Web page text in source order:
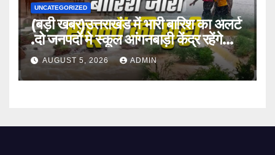
UNCATEGORIZED
(बड़ी खबर)उत्तराखंड में भारी बारिश का अलर्ट
.दो जनपदों मे स्कूल आंगनबाड़ी केंद्र रहेंगे
बंद।AUGUST 5, 2026 ADMIN